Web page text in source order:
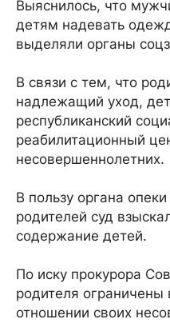
Выяснилось, что
детям надевать
выделяли органы
В связи с тем, что
надлежащий уход,
республиканский
реабилитационный
несовершеннолетних.
В пользу органа
родителей суд
содержание детей.
По иску прокурора
родителя ограничены
отношении своих